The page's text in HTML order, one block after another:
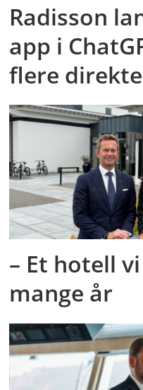
Radisson
app i
flere
– Et hotell
mange år